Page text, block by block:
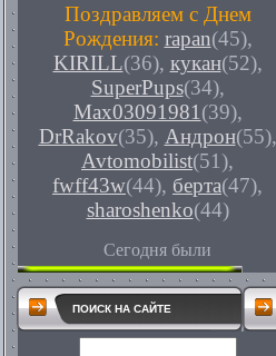
Поздравляем с Днем
Рождения: rapan(45),
KIRILL(36), кукан(52),
SuperPups(34),
Max03091981 (39),
DrRakov(35), Андрон(55),
Avtomobilist(51),
fwff43w(44), берта(47),
sharoshenko(44)
Сегодня были
ПОИСК НА САЙТЕ